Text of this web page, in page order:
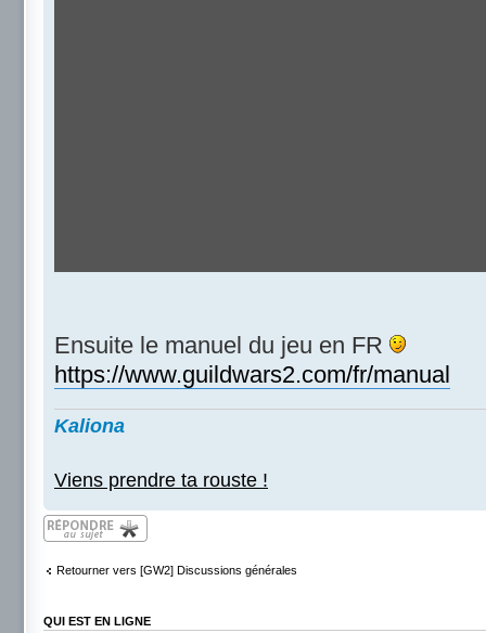
Ensuite le manuel du jeu en FR
https://www.guildwars2.com/fr/manual
Kaliona
Viens prendre ta rouste !
Répondre
Retourner vers [GW2] Discussions générales
QUI EST EN LIGNE